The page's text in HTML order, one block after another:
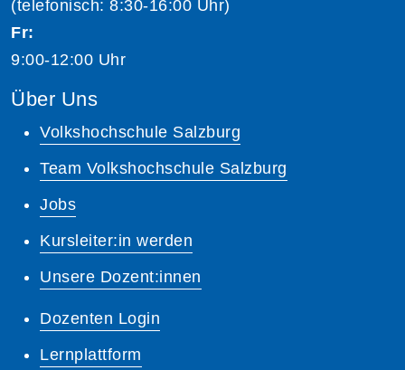
(telefonisch: 8:30-16:00 Uhr)
Fr:
9:00-12:00 Uhr
Über Uns
Volkshochschule Salzburg
Team Volkshochschule Salzburg
Jobs
Kursleiter:in werden
Unsere Dozent:innen
Dozenten Login
Lernplattform